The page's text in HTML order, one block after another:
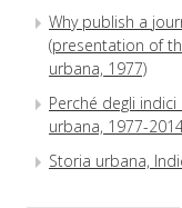
Why publish a
(presentation of
urbana, 1977)
Perché degli
urbana, 1977-
Storia urbana,